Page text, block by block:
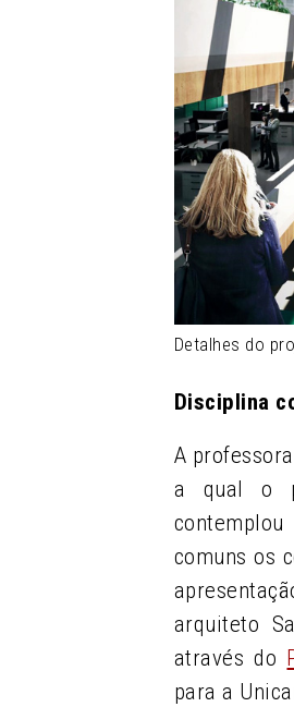
Detalhes do
Disciplina
A
a qual o
comuns os
arquiteto
através do
para a